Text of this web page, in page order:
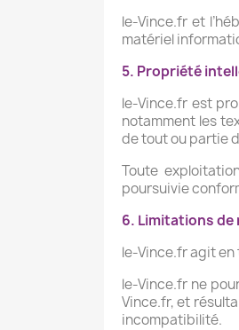
le-Vince.fr et
matériel
5. Propriété
le-Vince.fr est
notamment les
de tout ou partie
Toute
poursuivie
6. Limitations
le-Vince.fr agit en
le-Vince.fr ne
Vince.fr, et
incompatibilité.